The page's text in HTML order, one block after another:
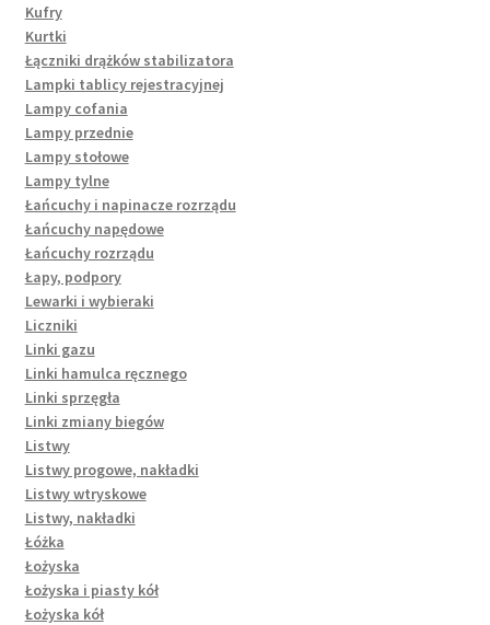
Kufry
Kurtki
Łączniki drążków stabilizatora
Lampki tablicy rejestracyjnej
Lampy cofania
Lampy przednie
Lampy stołowe
Lampy tylne
Łańcuchy i napinacze rozrządu
Łańcuchy napędowe
Łańcuchy rozrządu
Łapy, podpory
Lewarki i wybieraki
Liczniki
Linki gazu
Linki hamulca ręcznego
Linki sprzęgła
Linki zmiany biegów
Listwy
Listwy progowe, nakładki
Listwy wtryskowe
Listwy, nakładki
Łóżka
Łożyska
Łożyska i piasty kół
Łożyska kół